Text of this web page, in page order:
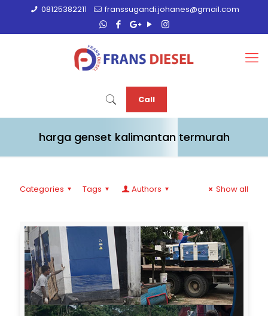
08125382211 franssugandi.johanes@gmail.com
Call
harga genset kalimantan termurah
Categories Tags Authors Show all